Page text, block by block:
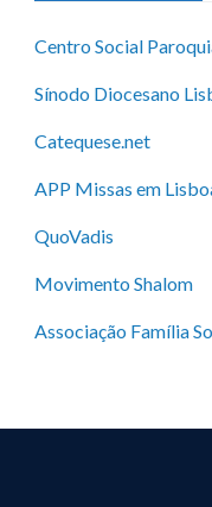
Centro Social
Sínodo Diocesano
Catequese.net
APP Missas em
QuoVadis
Movimento Shalom
Associação Família